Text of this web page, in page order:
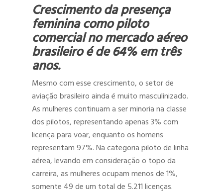
Crescimento da presença
feminina como piloto
comercial no mercado aéreo
brasileiro é de 64% em três
anos.
Mesmo com esse crescimento, o setor de
aviação brasileiro ainda é muito masculinizado.
As mulheres continuam a ser minoria na classe
dos pilotos, representando apenas 3% com
licença para voar, enquanto os homens
representam 97%. Na categoria piloto de linha
aérea, levando em consideração o topo da
carreira, as mulheres ocupam menos de 1%,
somente 49 de um total de 5.211 licenças.